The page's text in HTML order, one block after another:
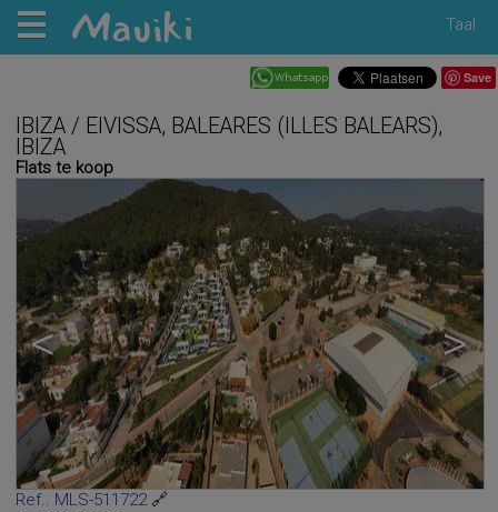
Taal
Save
IBIZA / EIVISSA, BALEARES (ILLES BALEARS),
IBIZA
Flats te koop
< >
Ref.. MLS-511722 🔗